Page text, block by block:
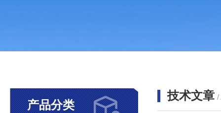
产品分类
技术文章 /